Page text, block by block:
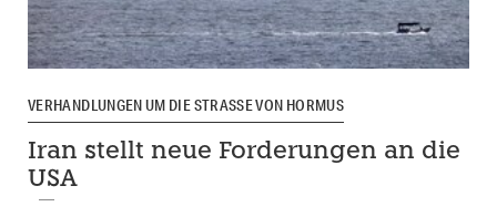
VERHANDLUNGEN UM DIE STRASSE VON HORMUS
Iran stellt neue Forderungen an die
USA